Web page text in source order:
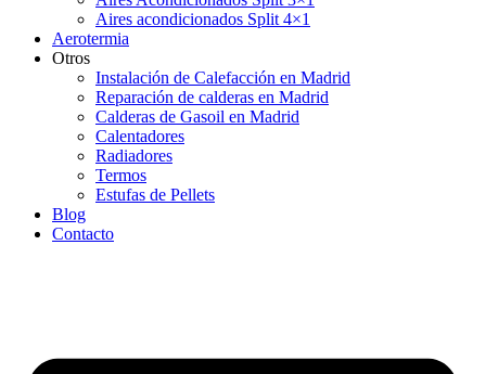
Aires acondicionados Split 4×1
Aerotermia
Otros
Instalación de Calefacción en Madrid
Reparación de calderas en Madrid
Calderas de Gasoil en Madrid
Calentadores
Radiadores
Termos
Estufas de Pellets
Blog
Contacto